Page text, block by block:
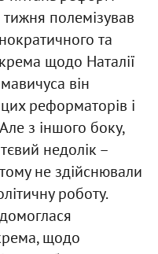
полемізував
та
щодо Наталії
він
реформаторів і
з іншого боку,
недолік –
не здійснювали
роботу.
щодо